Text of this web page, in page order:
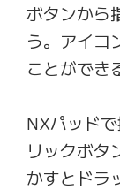
ボタンから
う。アイコ
ことができ
NXパッド
リックボタ
かすとドラ